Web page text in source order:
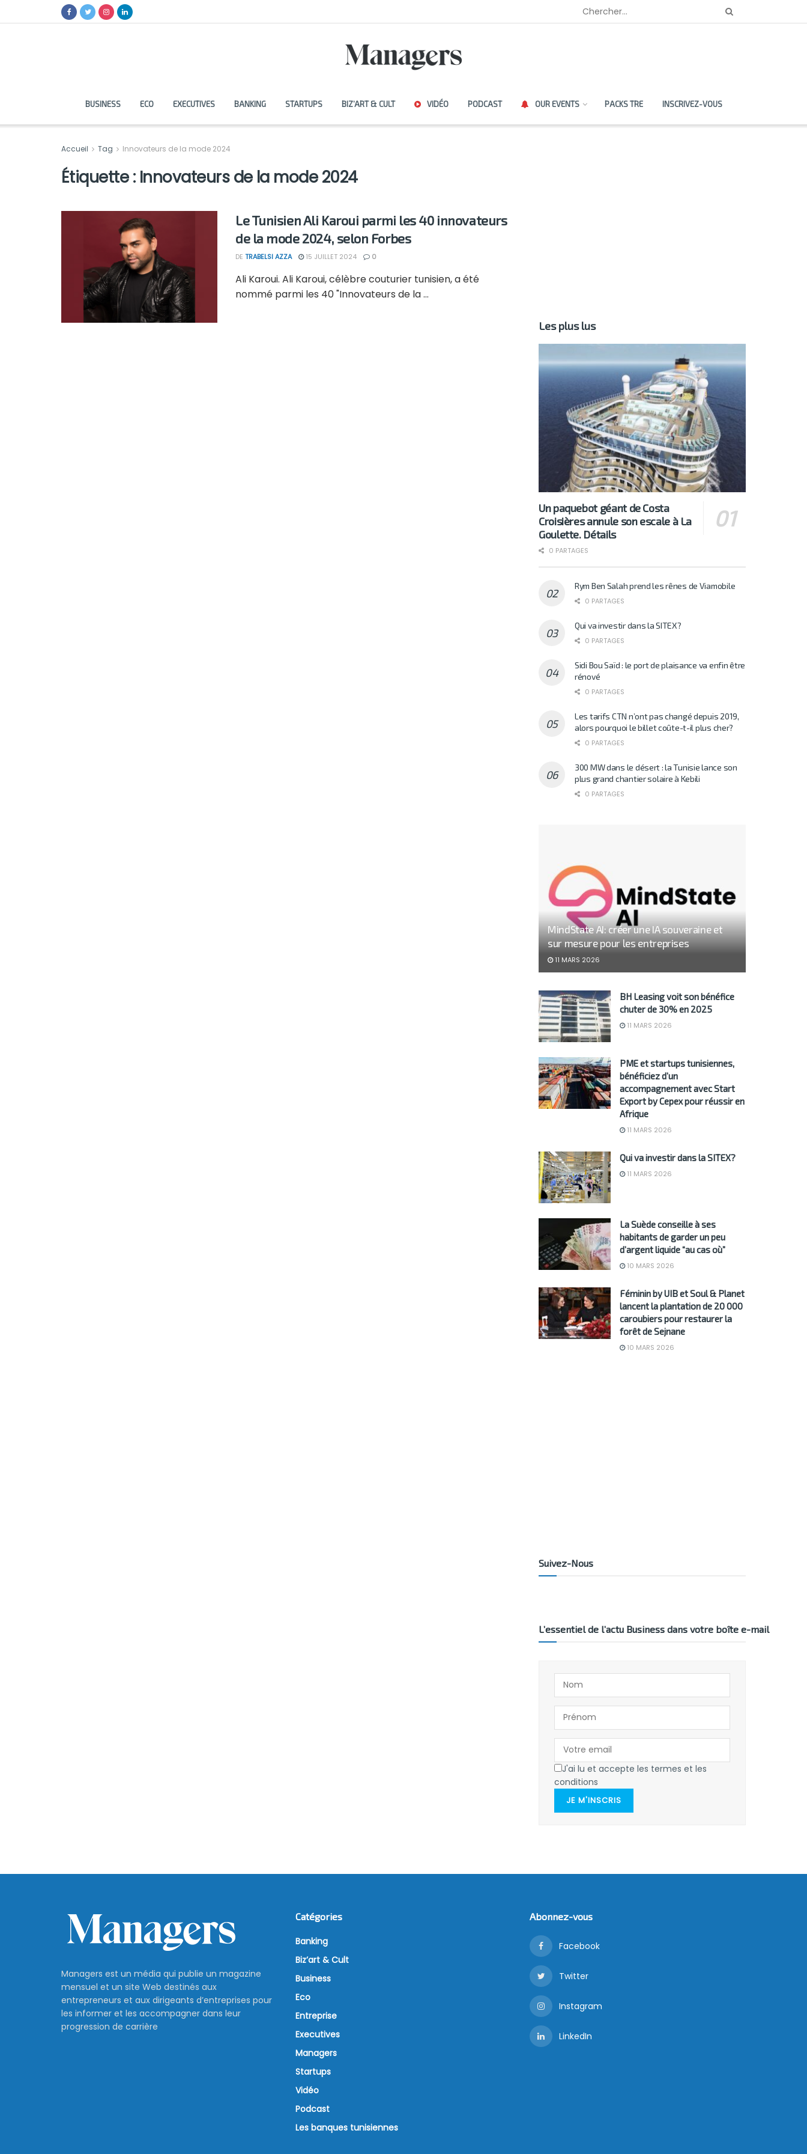
BUSINESS ECO EXECUTIVES BANKING STARTUPS BIZ’ART & CULT VIDÉO PODCAST OUR EVENTS PACKS TRE INSCRIVEZ-VOUS
Accueil Tag Innovateurs de la mode 2024
Étiquette : Innovateurs de la mode 2024
Le Tunisien Ali Karoui parmi les 40 innovateurs
de la mode 2024, selon Forbes
DE TRABELSI AZZA 15 JUILLET 2024 0
Ali Karoui. Ali Karoui, célèbre couturier tunisien, a été
nommé parmi les 40 "Innovateurs de la ...
Les plus lus
Un paquebot géant de Costa
Croisières annule son escale à La
Goulette. Détails
0 PARTAGES
Rym Ben Salah prend les rênes de Viamobile
0 PARTAGES
Qui va investir dans la SITEX?
0 PARTAGES
Sidi Bou Saïd : le port de plaisance va enfin être
rénové
0 PARTAGES
Les tarifs CTN n’ont pas changé depuis 2019,
alors pourquoi le billet coûte-t-il plus cher?
0 PARTAGES
300 MW dans le désert : la Tunisie lance son
plus grand chantier solaire à Kebili
0 PARTAGES
MindState AI: créer une IA souveraine et
sur mesure pour les entreprises
11 MARS 2026
BH Leasing voit son bénéfice
chuter de 30% en 2025
11 MARS 2026
PME et startups tunisiennes,
bénéficiez d’un
accompagnement avec Start
Export by Cepex pour réussir en
Afrique
11 MARS 2026
Qui va investir dans la SITEX?
11 MARS 2026
La Suède conseille à ses
habitants de garder un peu
d’argent liquide “au cas où”
10 MARS 2026
Féminin by UIB et Soul & Planet
lancent la plantation de 20 000
caroubiers pour restaurer la
forêt de Sejnane
10 MARS 2026
Suivez-Nous
L’essentiel de l’actu Business dans votre boîte e-mail
J'ai lu et accepte les termes et les
conditions
JE M'INSCRIS
Managers est un média qui publie un magazine
mensuel et un site Web destinés aux
entrepreneurs et aux dirigeants d’entreprises pour
les informer et les accompagner dans leur
progression de carrière
Catégories
Banking
Biz’art & Cult
Business
Eco
Entreprise
Executives
Managers
Startups
Vidéo
Podcast
Les banques tunisiennes
Abonnez-vous
Facebook
Twitter
Instagram
LinkedIn